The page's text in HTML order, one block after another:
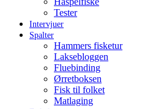
Tester
Intervjuer
Spalter
Hammers fisketur
Laksebloggen
Fluebinding
Ørretboksen
Fisk til folket
Matlaging